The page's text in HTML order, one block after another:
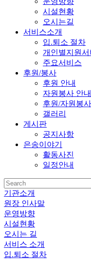
시설현황
오시는길
서비스소개
입.퇴소 절차
개인별지원서
주요서비스
후원/봉사
후원 안내
자원봉사 안내
후원/자원봉
갤러리
게시판
공지사항
은송이야기
활동사진
일정안내
기관소개
원장 인사말
운영방향
시설현황
오시는 길
서비스 소개
입.퇴소 절차